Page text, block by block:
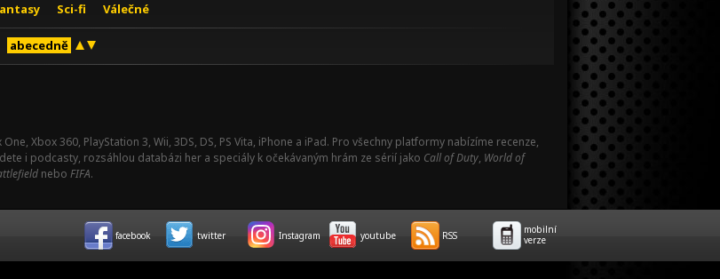
Sci-fi Válečné
abecedně
One, Xbox 360, PlayStation 3, Wii, 3DS, DS, PS Vita, iPhone a iPad. Pro všechny platformy nabízíme recenze,
i podcasty, rozsáhlou databázi her a speciály k očekávaným hrám ze sérií jako Call of Duty, World of
nebo FIFA.
facebook twitter Instagram youtube RSS
mobilní
verze